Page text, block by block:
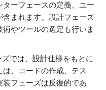
ーフェースの定義、ユー
まれます。設計フェーズ
やツールの選定も行いま
では、設計仕様をもとに
、コードの作成、テス
装フェーズは反復的であ